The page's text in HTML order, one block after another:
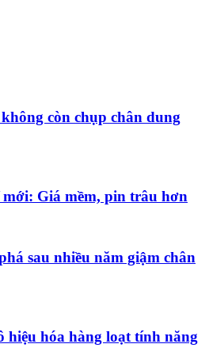
còn chụp chân dung
mới: Giá mềm, pin trâu hơn
sau nhiều năm giậm chân
hiệu hóa hàng loạt tính năng